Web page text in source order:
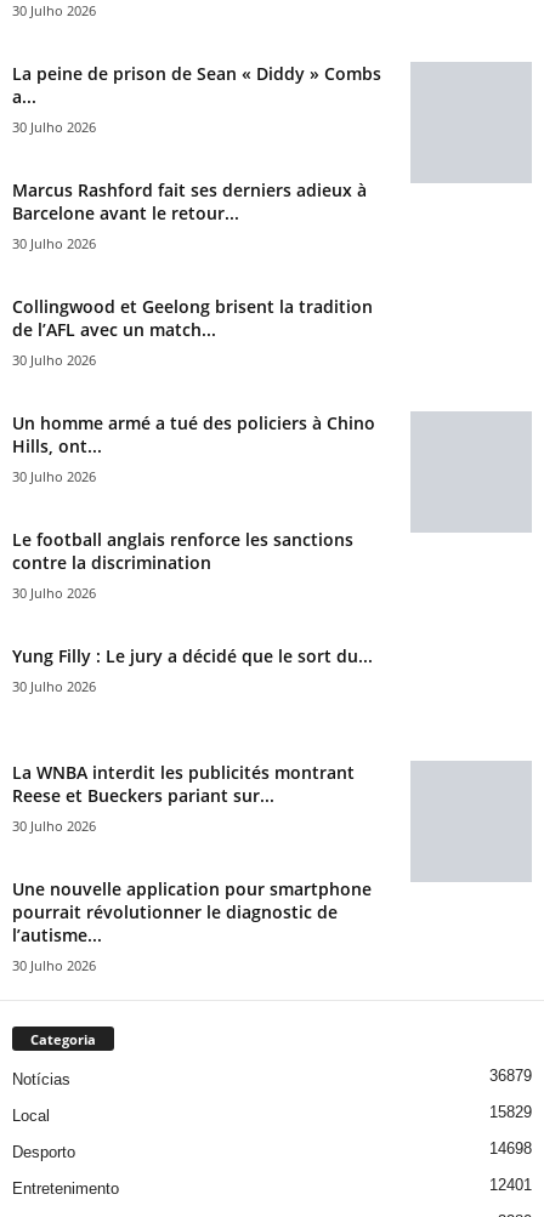
30 Julho 2026
La peine de prison de Sean « Diddy » Combs
a...
30 Julho 2026
Marcus Rashford fait ses derniers adieux à
Barcelone avant le retour...
30 Julho 2026
Collingwood et Geelong brisent la tradition
de l’AFL avec un match...
30 Julho 2026
Un homme armé a tué des policiers à Chino
Hills, ont...
30 Julho 2026
Le football anglais renforce les sanctions
contre la discrimination
30 Julho 2026
Yung Filly : Le jury a décidé que le sort du...
30 Julho 2026
La WNBA interdit les publicités montrant
Reese et Bueckers pariant sur...
30 Julho 2026
Une nouvelle application pour smartphone
pourrait révolutionner le diagnostic de
l’autisme...
30 Julho 2026
Categoria
Notícias 36879
Local 15829
Desporto 14698
Entretenimento 12401